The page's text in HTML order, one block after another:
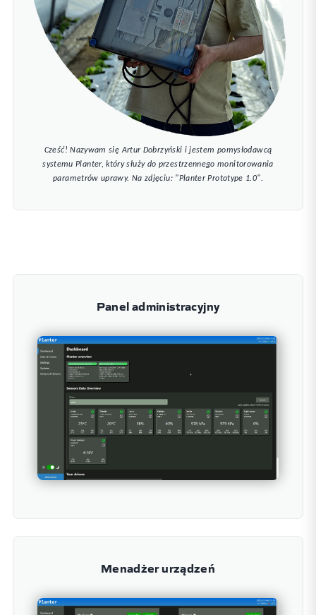
Cześć! Nazywam się Artur Dobrzyński i jestem pomysłodawcą
systemu Planter, który służy do przestrzennego monitorowania
parametrów uprawy. Na zdjęciu: "Planter Prototype 1.0".
Panel administracyjny
Menadżer urządzeń